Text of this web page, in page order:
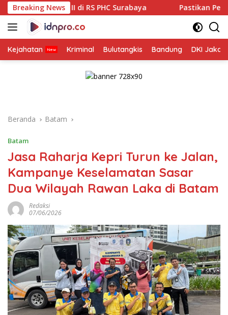
Langsung
ke
konten
Breaking News
RS PHC Surabaya Pastikan Pekayanan Maksimal,
Kejahatan Kriminal Bulutangkis Bandung DKI
Beranda Batam
Batam
Jasa Raharja Kepri Turun ke Jalan,
Kampanye Keselamatan Sasar
Dua Wilayah Rawan Laka di Batam
Redaksi
07/06/2026